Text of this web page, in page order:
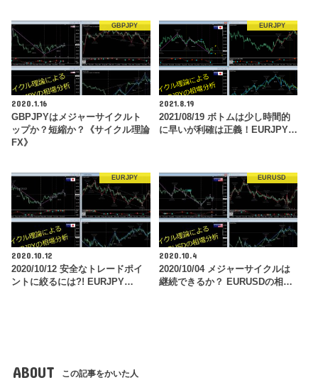
GBPJPY
2020.1.16
GBPJPYはメジャーサイクルト
ップか？短縮か？《サイクル理論
FX》
EURJPY
2021.8.19
2021/08/19 ボトムは少し時間的
に早いが利確は正義！EURJPY…
EURJPY
2020.10.12
2020/10/12 安全なトレードポイ
ントに絞るには?! EURJPY…
EURUSD
2020.10.4
2020/10/04 メジャーサイクルは
継続できるか？ EURUSDの相…
ABOUT この記事をかいた人